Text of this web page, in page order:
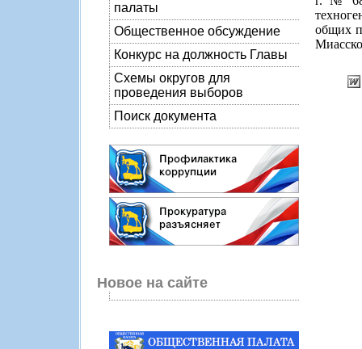
палаты
Общественное обсуждение
Конкурс на должность Главы
Схемы округов для
проведения выборов
Поиск документа
Новое на сайте
общих